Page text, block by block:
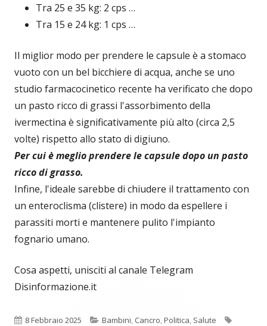
Tra 25 e 35 kg: 2 cps …
Tra 15 e 24 kg: 1 cps …
Il miglior modo per prendere le capsule è a stomaco
vuoto con un bel bicchiere di acqua, anche se uno
studio farmacocinetico recente ha verificato che dopo
un pasto ricco di grassi l'assorbimento della
ivermectina è significativamente più alto (circa 2,5
volte) rispetto allo stato di digiuno.
Per cui è meglio prendere le capsule dopo un pasto
ricco di grasso.
Infine, l'ideale sarebbe di chiudere il trattamento con
un enteroclisma (clistere) in modo da espellere i
parassiti morti e mantenere pulito l'impianto
fognario umano.
Cosa aspetti, unisciti al canale Telegram
Disinformazione.it
Pubblicato
8 Febbraio 2025 Categorie
Bambini, Cancro,Politica, Salute